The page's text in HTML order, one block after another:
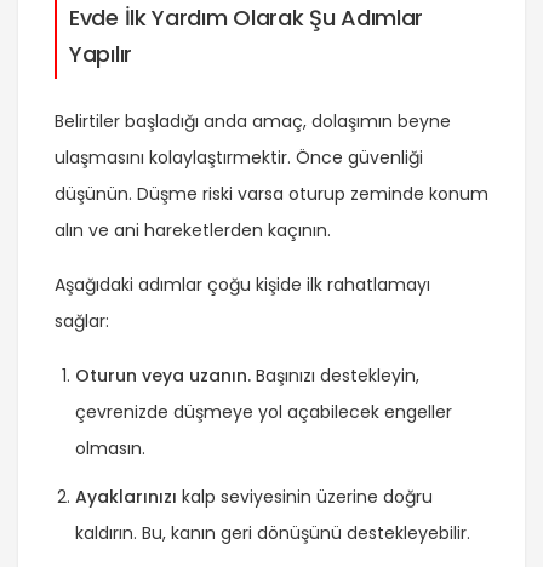
Evde İlk Yardım Olarak Şu Adımlar
Yapılır
Belirtiler başladığı anda amaç, dolaşımın beyne
ulaşmasını kolaylaştırmektir. Önce güvenliği
düşünün. Düşme riski varsa oturup zeminde konum
alın ve ani hareketlerden kaçının.
Aşağıdaki adımlar çoğu kişide ilk rahatlamayı
sağlar:
Oturun veya uzanın. Başınızı destekleyin,
çevrenizde düşmeye yol açabilecek engeller
olmasın.
Ayaklarınızı kalp seviyesinin üzerine doğru
kaldırın. Bu, kanın geri dönüşünü destekleyebilir.